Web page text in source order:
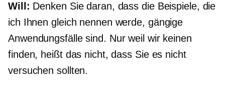
Will: Denken Sie daran, dass die Beispiele, die
ich Ihnen gleich nennen werde, gängige
Anwendungsfälle sind. Nur weil wir keinen
finden, heißt das nicht, dass Sie es nicht
versuchen sollten.